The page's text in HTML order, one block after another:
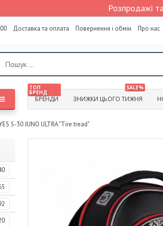
Розпродажі
Доставка та оплата Повернення і обмін
Про нас
ТОП
БРЕНД
БРЕНДИ
SALE%
ЗНИЖКИ ЦЬОГО ТИЖНЯ
S-30 JUNO ULTRA "Tire tread"